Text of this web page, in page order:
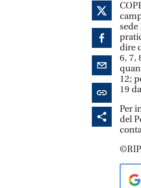
sede
dire
6, 7,
12;
19
Per
del